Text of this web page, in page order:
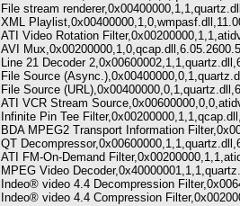
File stream
XML
ATI Video Rotation
AVI
Line 21 Decoder
File Source
File Source
ATI VCR Stream
Infinite Pin Tee
BDA MPEG2 Transport Information
QT
ATI FM-On-Demand
MPEG Video
Indeo® video 4.4 Decompression
Indeo® video 4.4 Compression